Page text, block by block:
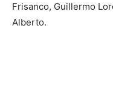
Frisanco, Guillermo
Alberto.